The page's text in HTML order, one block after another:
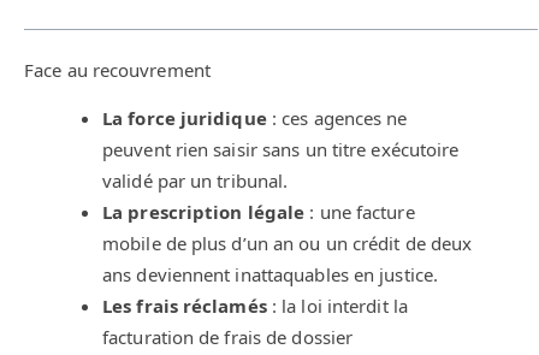
Face au recouvrement
La force juridique: ces agences ne
peuvent rien saisir sans un titre exécutoire
validé par un tribunal.
La prescription légale : une facture
mobile de plus d’un an ou un crédit de deux
ans deviennent inattaquables en justice.
Les frais réclamés: la loi interdit la
facturation de frais de dossier